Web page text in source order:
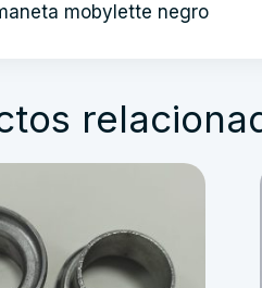
mobylette negro